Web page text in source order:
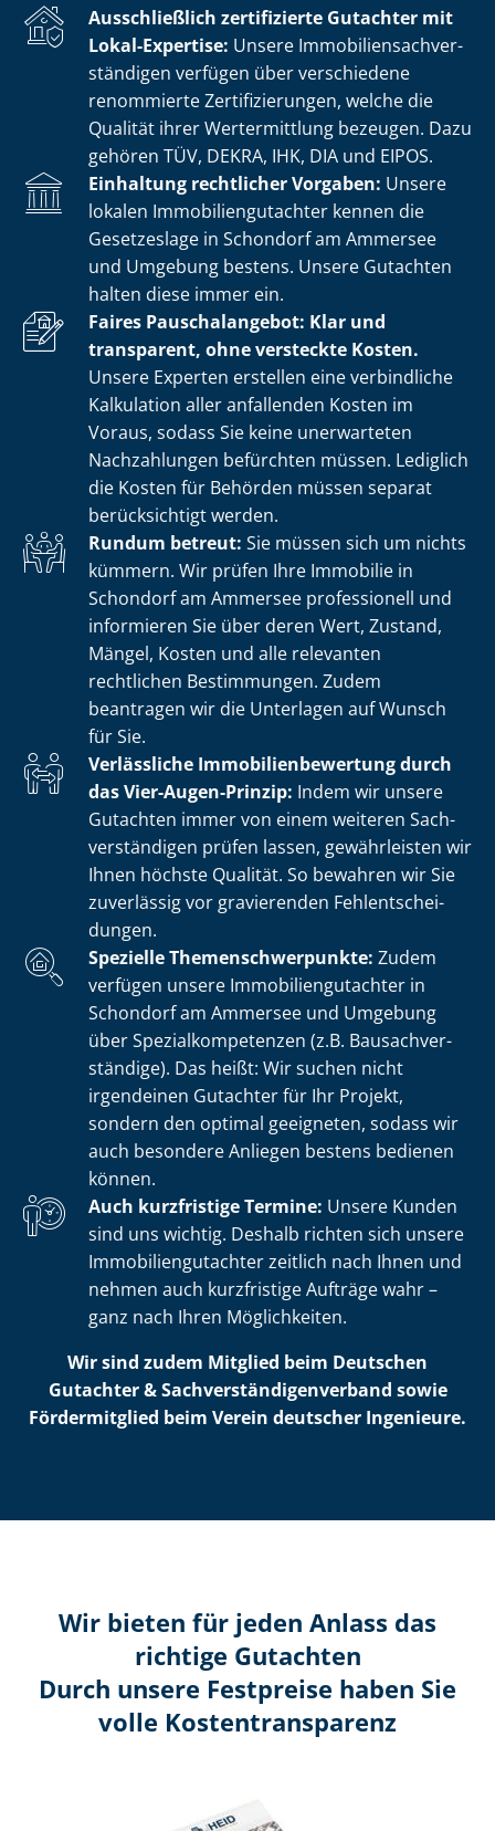
Ausschließlich zertifizierte Gutachter mit
Lokal-Expertise: Unsere Im­mo­bi­li­en­sach­ver­
stän­di­gen verfügen über verschiedene
renommierte Zer­ti­fi­zie­run­gen, welche die
Qualität ihrer Wertermittlung bezeugen. Dazu
gehören TÜV, DEKRA, IHK, DIA und EIPOS.
Einhaltung rechtlicher Vorgaben: Unsere
lokalen Im­mo­bi­li­en­gut­ach­ter kennen die
Gesetzeslage in Schondorf am Ammersee
und Umgebung bestens. Unsere Gutachten
halten diese immer ein.
Faires Pauschalangebot: Klar und
transparent, ohne versteckte Kosten.
Unsere Experten erstellen eine verbindliche
Kalkulation aller anfallenden Kosten im
Voraus, sodass Sie keine unerwarteten
Nachzahlungen befürchten müssen. Lediglich
die Kosten für Behörden müssen separat
berücksichtigt werden.
Rundum betreut: Sie müssen sich um nichts
kümmern. Wir prüfen Ihre Immobilie in
Schondorf am Ammersee professionell und
informieren Sie über deren Wert, Zustand,
Mängel, Kosten und alle relevanten
rechtlichen Bestimmungen. Zudem
beantragen wir die Unterlagen auf Wunsch
für Sie.
Verlässliche Im­mo­bi­li­en­be­wer­tung durch
das Vier-Augen-Prinzip: Indem wir unsere
Gutachten immer von einem weiteren Sach­
ver­stän­di­gen prüfen lassen, gewährleisten wir
Ihnen höchste Qualität. So bewahren wir Sie
zuverlässig vor gravierenden Fehl­ent­schei­
dun­gen.
Spezielle The­men­schwer­punk­te: Zudem
verfügen unsere Im­mo­bi­li­en­gut­ach­ter in
Schondorf am Ammersee und Umgebung
über Spe­zi­al­kom­pe­ten­zen (z.B. Bau­sach­ver­
stän­di­ge). Das heißt: Wir suchen nicht
irgendeinen Gutachter für Ihr Projekt,
sondern den optimal geeigneten, sodass wir
auch besondere Anliegen bestens bedienen
können.
Auch kurzfristige Termine: Unsere Kunden
sind uns wichtig. Deshalb richten sich unsere
Im­mo­bi­li­en­gut­ach­ter zeitlich nach Ihnen und
nehmen auch kurzfristige Aufträge wahr –
ganz nach Ihren Möglichkeiten.
Wir sind zudem Mitglied beim Deutschen
Gutachter & Sach­ver­stän­di­gen­ver­band sowie
Fördermitglied beim Verein deutscher Ingenieure.
Wir bieten für jeden Anlass das
richtige Gutachten
Durch unsere Festpreise haben Sie
volle Kosten­transparenz